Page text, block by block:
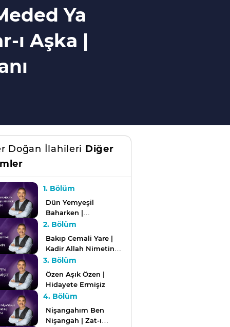
Ya
ı Aşka |
Doğan İlahileri Diğer
1. Bölüm
Dün Yemyeşil
Baharken |
Küsmeyeyim Mi Şu
Rahman
2. Bölüm
Bakıp Cemali Yare |
Kadir Allah Nimetine
Bin Şükür | Onsekiz
Bin Alemin Mustafası
3. Bölüm
Özen Aşık Özen |
Hidayete Ermişiz
4. Bölüm
Nişangahım Ben
Nişangah | Zat-ı